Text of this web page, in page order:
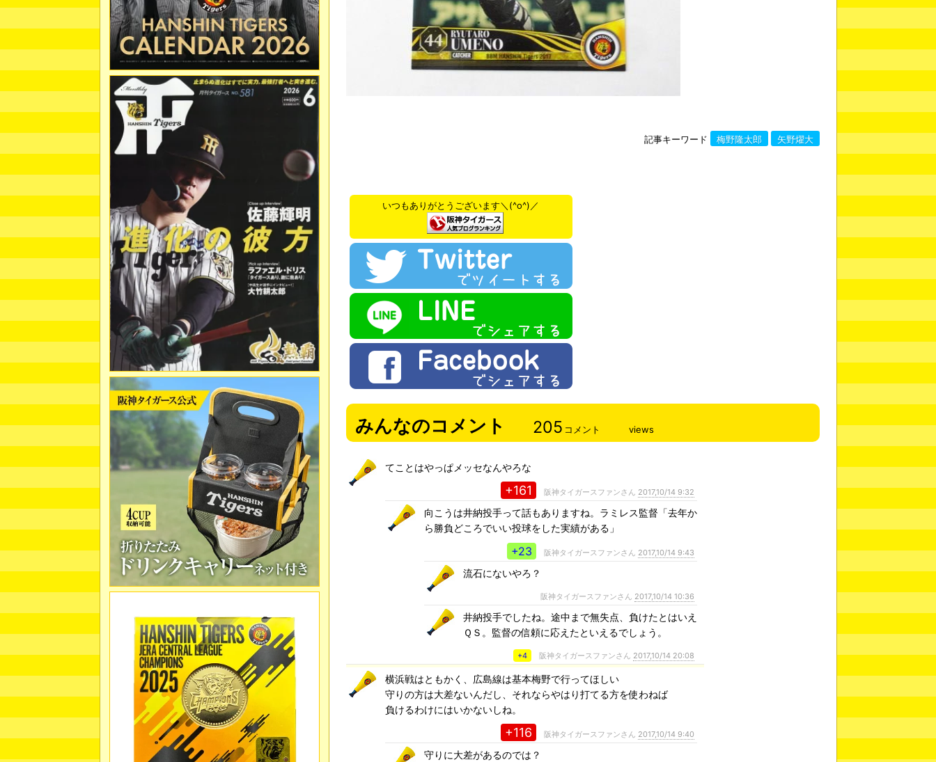
記事キーワード 梅野隆太郎 矢野燿大
いつもありがとうございます＼(^o^)／
みんなのコメント 205 コメント views
てことはやっぱメッセなんやろな
+161 阪神タイガースファンさん 2017,10/14 9:32
向こうは井納投手って話もありますね。ラミレス監督「去年か
ら勝負どころでいい投球をした実績がある」
+23 阪神タイガースファンさん 2017,10/14 9:43
流石にないやろ？
阪神タイガースファンさん 2017,10/14 10:36
井納投手でしたね。途中まで無失点、負けたとはいえ
ＱＳ。監督の信頼に応えたといえるでしょう。
+4 阪神タイガースファンさん 2017,10/14 20:08
横浜戦はともかく、広島線は基本梅野で行ってほしい
守りの方は大差ないんだし、それならやはり打てる方を使わねば
負けるわけにはいかないしね。
+116 阪神タイガースファンさん 2017,10/14 9:40
守りに大差があるのでは？